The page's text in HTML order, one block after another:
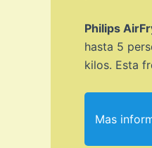
Philips
hasta 5
kilos. Esta
Mas